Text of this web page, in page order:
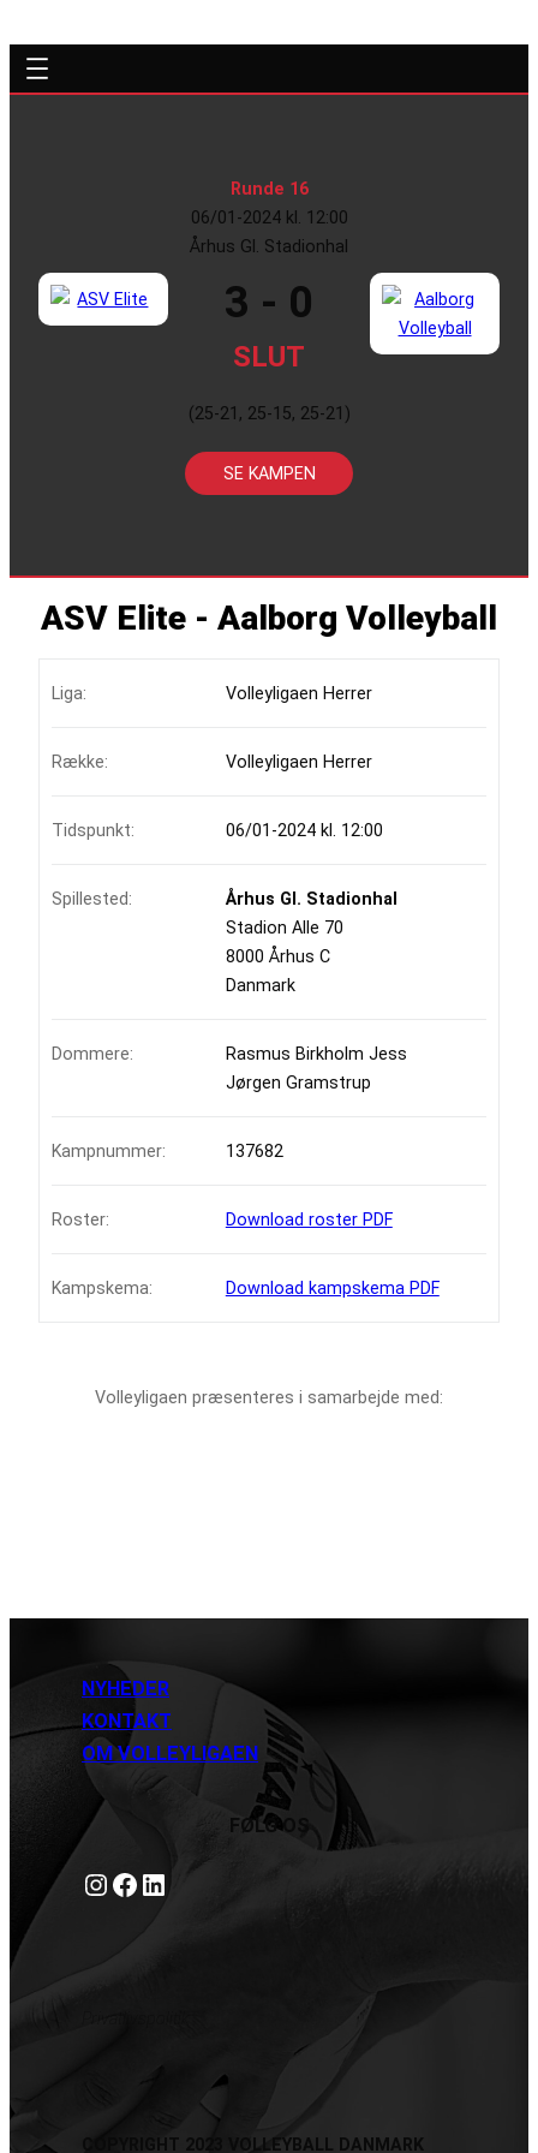
Runde 16
06/01-2024 kl. 12:00
Århus Gl. Stadionhal
3 - 0
SLUT
(25-21, 25-15, 25-21)
SE KAMPEN
ASV Elite - Aalborg Volleyball
Liga: Volleyligaen Herrer
Række: Volleyligaen Herrer
Tidspunkt: 06/01-2024 kl. 12:00
Spillested:
Århus Gl. Stadionhal
Stadion Alle 70
8000 Århus C
Danmark
Dommere:
Rasmus Birkholm Jess
Jørgen Gramstrup
Kampnummer: 137682
Roster: Download roster PDF
Kampskema: Download kampskema PDF
Volleyligaen præsenteres i samarbejde med:
NYHEDER
KONTAKT
OM VOLLEYLIGAEN
FØLG OS
Instagram https://www.facebook.com/danishbeachvolleytour LinkedIn
COPYRIGHT 2023 VOLLEYBALL DANMARK